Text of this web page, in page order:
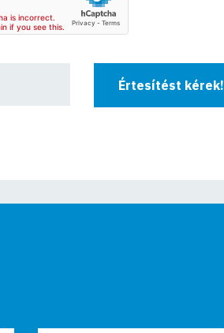
Értesítést kérek!